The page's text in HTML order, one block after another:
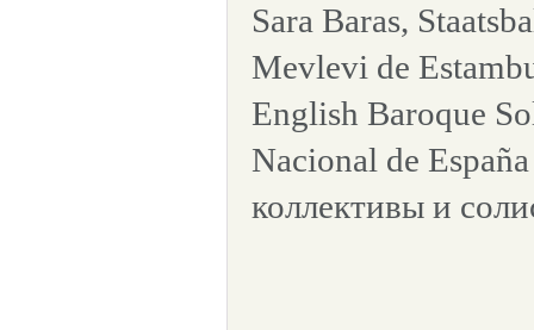
Sara Baras,
Mevlevi de
English Baroque
Nacional de
коллективы и